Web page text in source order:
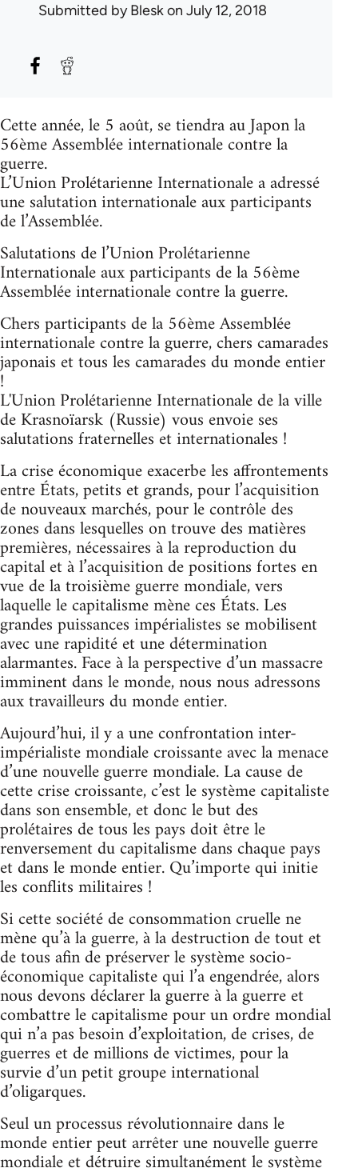
Submitted byBleskon July 12, 2018
Cette année, le 5 août, se tiendra au Japon la
56ème Assemblée internationale contre la
guerre.
L’Union Prolétarienne Internationale a adressé
une salutation internationale aux participants
de l’Assemblée.
Salutations de l’Union Prolétarienne
Internationale aux participants de la 56ème
Assemblée internationale contre la guerre.
Chers participants de la 56ème Assemblée
internationale contre la guerre, chers camarades
japonais et tous les camarades du monde entier
!
L'Union Prolétarienne Internationale de la ville
de Krasnoïarsk (Russie) vous envoie ses
salutations fraternelles et internationales !
La crise économique exacerbe les affrontements
entre États, petits et grands, pour l’acquisition
de nouveaux marchés, pour le contrôle des
zones dans lesquelles on trouve des matières
premières, nécessaires à la reproduction du
capital et à l’acquisition de positions fortes en
vue de la troisième guerre mondiale, vers
laquelle le capitalisme mène ces États. Les
grandes puissances impérialistes se mobilisent
avec une rapidité et une détermination
alarmantes. Face à la perspective d’un massacre
imminent dans le monde, nous nous adressons
aux travailleurs du monde entier.
Aujourd’hui, il y a une confrontation inter-
impérialiste mondiale croissante avec la menace
d’une nouvelle guerre mondiale. La cause de
cette crise croissante, c’est le système capitaliste
dans son ensemble, et donc le but des
prolétaires de tous les pays doit être le
renversement du capitalisme dans chaque pays
et dans le monde entier. Qu’importe qui initie
les conflits militaires !
Si cette société de consommation cruelle ne
mène qu’à la guerre, à la destruction de tout et
de tous afin de préserver le système socio-
économique capitaliste qui l’a engendrée, alors
nous devons déclarer la guerre à la guerre et
combattre le capitalisme pour un ordre mondial
qui n’a pas besoin d’exploitation, de crises, de
guerres et de millions de victimes, pour la
survie d’un petit groupe international
d’oligarques.
Seul un processus révolutionnaire dans le
monde entier peut arrêter une nouvelle guerre